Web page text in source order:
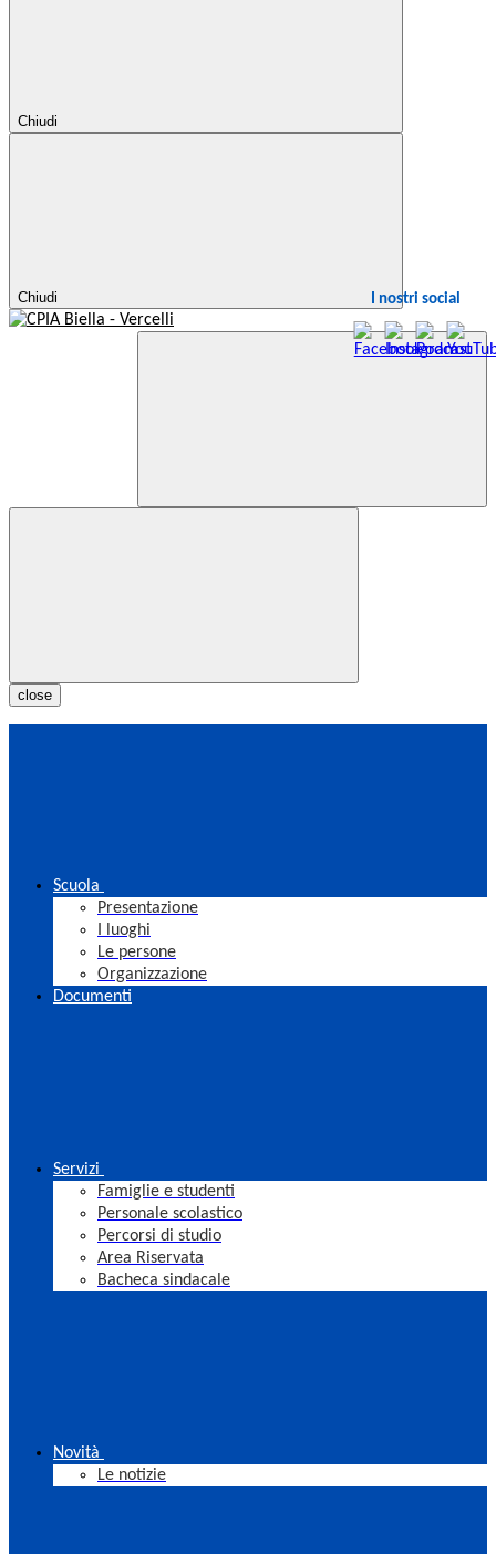
Chiudi
Chiudi I nostri social
close
Scuola
Presentazione
I luoghi
Le persone
Organizzazione
Documenti
Servizi
Famiglie e studenti
Personale scolastico
Percorsi di studio
Area Riservata
Bacheca sindacale
Novità
Le notizie